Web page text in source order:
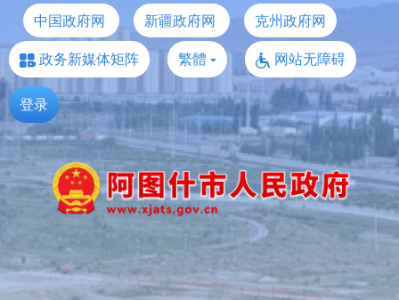
中国政府网 新疆政府网
克州政府网
政务新媒体矩阵
繁體 网站无障碍
登录